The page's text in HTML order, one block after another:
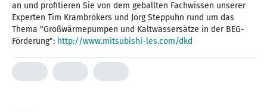
an und profitieren Sie von dem geballten Fachwissen unserer
Experten Tim Krambrökers und Jörg Steppuhn rund um das
Thema "Großwärmepumpen und Kaltwassersätze in der BEG-
Förderung": http://www.mitsubishi-les.com/dkd